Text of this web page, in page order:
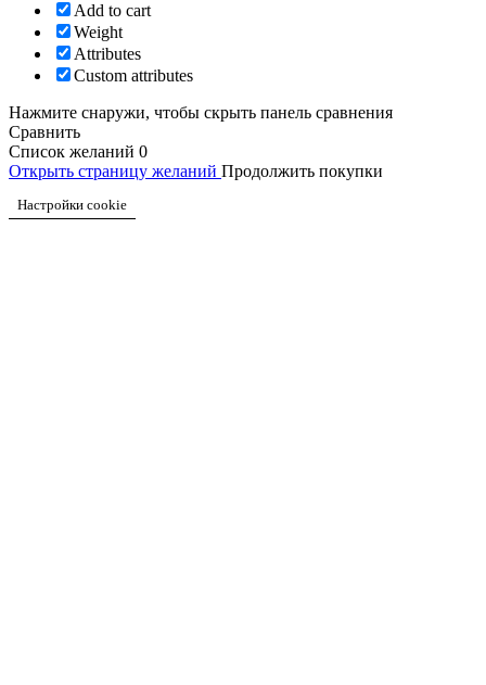
Add to cart
Weight
Attributes
Custom attributes
Нажмите снаружи, чтобы скрыть панель сравнения
Сравнить
Список желаний 0
Открыть страницу желаний Продолжить покупки
Настройки cookie